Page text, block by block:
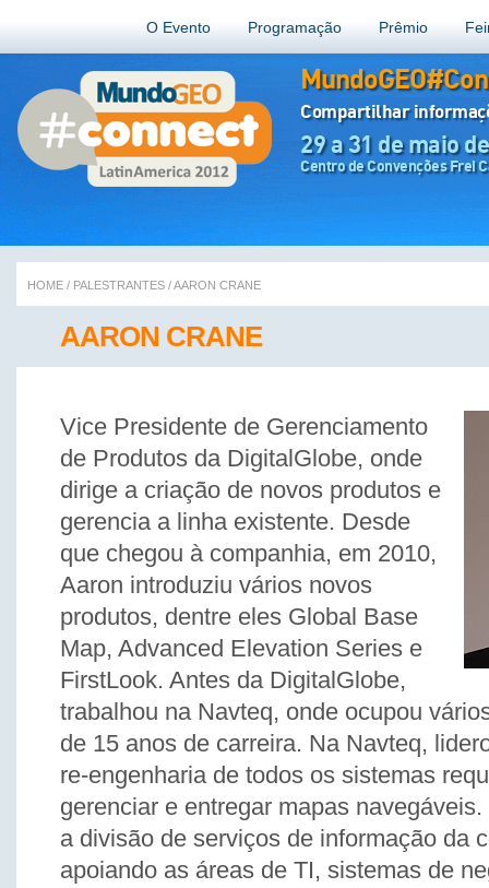
O Evento Programação Prêmio
Compartilhar
29 a 31 de maio
Centro de Convenções Frei
AARON CRANE
HOME / PALESTRANTES /AARON CRANE
Vice Presidente de Gerenciamento
de Produtos da DigitalGlobe, onde
dirige a criação de novos produtos e
gerencia a linha existente. Desde
que chegou à companhia, em 2010,
Aaron introduziu vários novos
produtos, dentre eles Global Base
Map, Advanced Elevation Series e
FirstLook. Antes da DigitalGlobe,
trabalhou na Navteq, onde ocupou
de 15 anos de carreira. Na Navteq,
re-engenharia de todos os sistemas
gerenciar e entregar mapas
a divisão de serviços de informação da
apoiando as áreas de TI, sistemas de